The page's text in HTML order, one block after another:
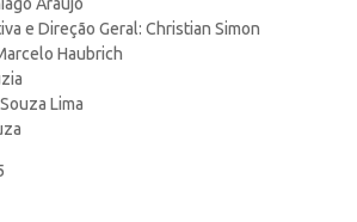
e Direção Geral: Christian Simon
Haubrich
Lima